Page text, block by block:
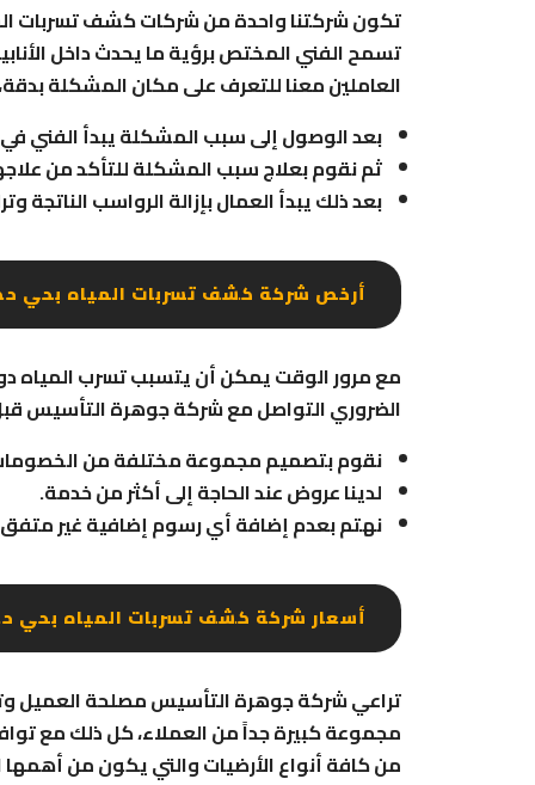
تكون شركتنا واحدة من شركات كشف تسربات
تسمح الفني المختص برؤية ما يحدث داخل
العاملين معنا للتعرف على مكان المشكلة
بعد الوصول إلى سبب المشكلة يبدأ الفني
ثم نقوم بعلاج سبب المشكلة للتأكد من
بعد ذلك يبدأ العمال بإزالة الرواسب الناتجة
أرخص شركة كشف تسربات المياه بحي
مع مرور الوقت يمكن أن يتسبب تسرب المياه
الضروري التواصل مع شركة جوهرة التأسيس قبل
نقوم بتصميم مجموعة مختلفة من
لدينا عروض عند الحاجة إلى أكثر من خدمة.
نهتم بعدم إضافة أي رسوم إضافية غير
أسعار شركة كشف تسربات المياه بحي
تراعي شركة جوهرة التأسيس مصلحة العميل
مجموعة كبيرة جداً من العملاء، كل ذلك مع
من كافة أنواع الأرضيات والتي يكون من أهمها